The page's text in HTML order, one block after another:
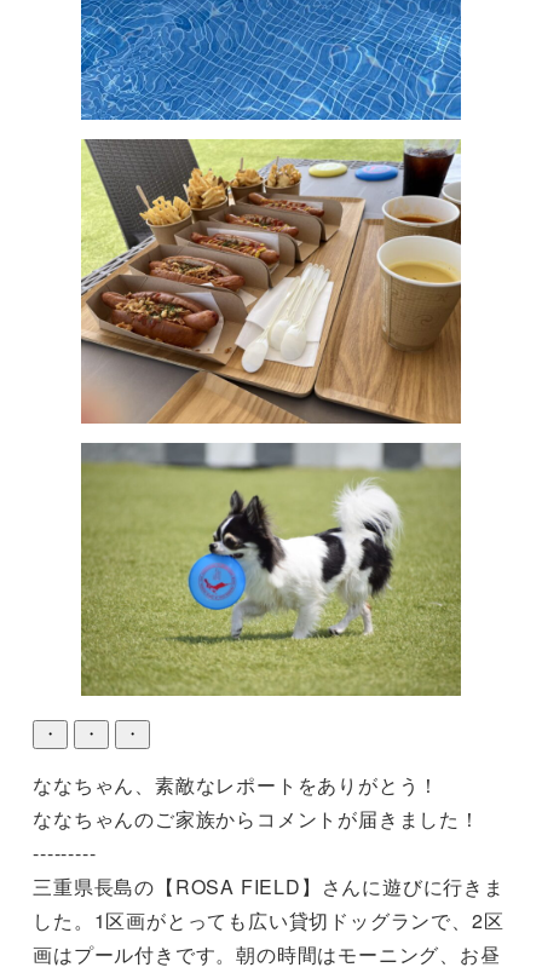
・ ・ ・
ななちゃん、素敵なレポートをありがとう！
ななちゃんのご家族からコメントが届きました！
---------
三重県長島の【ROSA FIELD】さんに遊びに行きま
した。1区画がとっても広い貸切ドッグランで、2区
画はプール付きです。朝の時間はモーニング、お昼